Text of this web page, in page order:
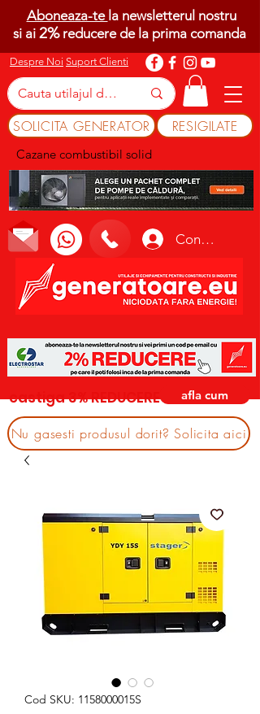
Despre Noi Suport Clienti
SOLICITA GENERATOR RESIGILATE
Cazane combustibil solid
Conectează-te
Aboneaza-te la newsletterul nostru
si ai 2%reducere de la prima comanda
castiga 3% REDUCERE afla cum
Nu gasesti produsul dorit? Solicita aici
Cod SKU: 1158000015S